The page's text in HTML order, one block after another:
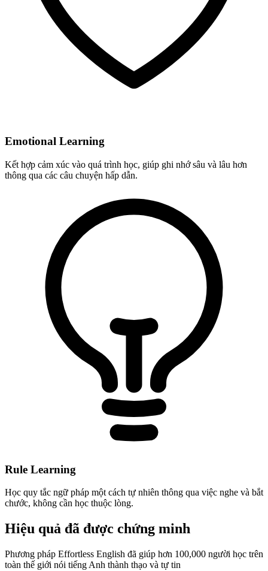
Emotional Learning
Kết hợp cảm xúc vào quá trình học, giúp ghi nhớ sâu và lâu hơn
thông qua các câu chuyện hấp dẫn.
Rule Learning
Học quy tắc ngữ pháp một cách tự nhiên thông qua việc nghe và bắt
chước, không cần học thuộc lòng.
Hiệu quả đã được chứng minh
Phương pháp Effortless English đã giúp hơn 100,000 người học trên
toàn thế giới nói tiếng Anh thành thạo và tự tin